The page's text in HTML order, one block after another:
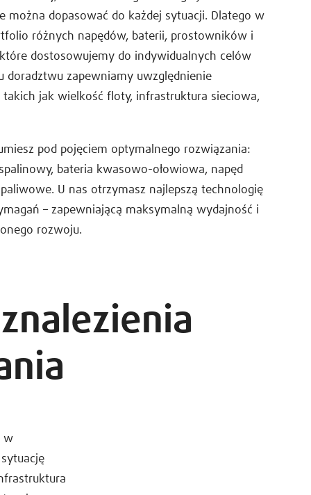
można dopasować do każdej sytuacji. Dlatego w
różnych napędów, baterii, prostowników i
dostosowujemy do indywidualnych celów
doradztwu zapewniamy uwzględnienie
jak wielkość floty, infrastruktura sieciowa,
pod pojęciem optymalnego rozwiązania:
bateria kwasowo-ołowiowa, napęd
U nas otrzymasz najlepszą technologię
– zapewniającą maksymalną wydajność i
rozwoju.
w